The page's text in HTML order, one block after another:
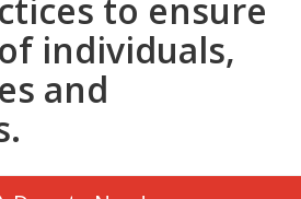
to ensure
individuals,
and